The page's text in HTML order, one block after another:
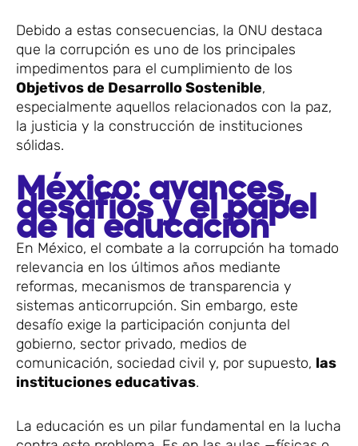
Debido a estas consecuencias, la ONU destaca
que la corrupción es uno de los principales
impedimentos para el cumplimiento de los
Objetivos de Desarrollo Sostenible,
especialmente aquellos relacionados con la paz,
la justicia y la construcción de instituciones
sólidas.
México: avances,
desafíos y el papel
de la educación
En México, el combate a la corrupción ha tomado
relevancia en los últimos años mediante
reformas, mecanismos de transparencia y
sistemas anticorrupción. Sin embargo, este
desafío exige la participación conjunta del
gobierno, sector privado, medios de
comunicación, sociedad civil y, por supuesto, las
instituciones educativas.
La educación es un pilar fundamental en la lucha